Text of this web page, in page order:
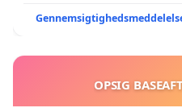
OPSIG